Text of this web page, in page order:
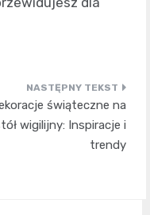
świąteczne na
wigilijny: Inspiracje i
trendy